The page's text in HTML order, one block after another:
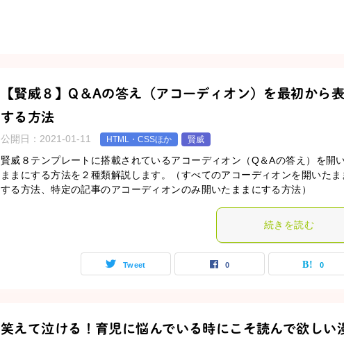
【賢威８】Q＆Aの答え（アコーディオン）を最初から
する方法
公開日： 2021-01-11 HTML・CSSほか 賢威
賢威８テンプレートに搭載されているアコーディオン（Q＆Aの答え）を開
ままにする方法を２種類解説します。（すべてのアコーディオンを開いたま
する方法、特定の記事のアコーディオンのみ開いたままにする方法）
続きを読む
Tweet 0 0
笑えて泣ける！育児に悩んでいる時にこそ読んで欲しい